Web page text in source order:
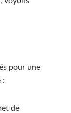
pour une
:
de